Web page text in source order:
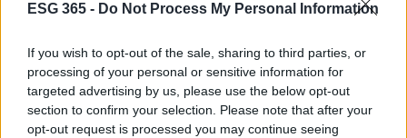
ESG 365 - Do Not Process My Personal Information
If you wish to opt-out of the sale, sharing to third parties, or
processing of your personal or sensitive information for
targeted advertising by us, please use the below opt-out
section to confirm your selection. Please note that after your
opt-out request is processed you may continue seeing
concreti in termini di accesso al capitale e
AUTORE